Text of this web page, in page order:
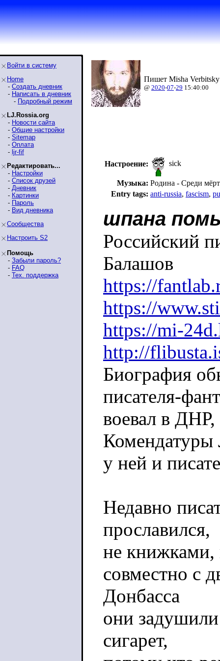
Войти в систему
Home
- Создать дневник
- Написать в дневник
- Подробный режим
LJ.Rossia.org
- Новости сайта
- Общие настройки
- Sitemap
- Оплата
- ljr-fif
Редактировать...
- Настройки
- Список друзей
- Дневник
- Картинки
- Пароль
- Вид дневника
Сообщества
Настроить S2
Помощь
- Забыли пароль?
- FAQ
- Тех. поддержка
Пишет Misha
@ 2020-07-29 15:40:00
Настроение: sick
Музыка: Родина - Среди
Entry tags: anti-russia, fascism,
шпана
Российский
Балашов
https://
https://
https://mi-
http://
Биография
писателя-
воевал в
Комендатуры
у ней и
Недавно
прославился,
не книжками,
совместно с
Донбасса
они
сигарет,